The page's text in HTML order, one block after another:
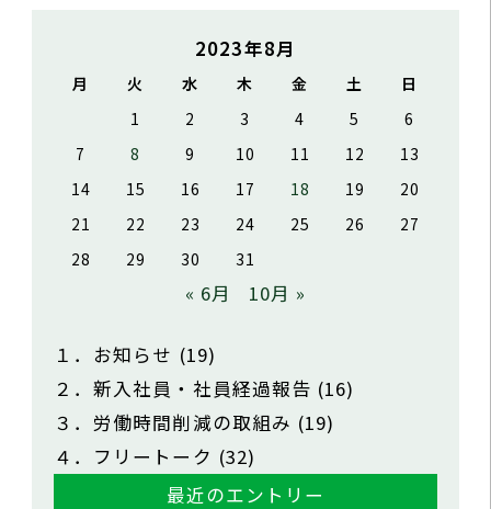
2023年8月
月 火 水 木 金 土
日
1
2 3 4 5
6
7
8 9 10 11 12
13
14
15 16 17 18 19
20
21
22 23 24 25 26
27
28
29 30 31
« 6月 10月 »
１．お知らせ (19)
２．新入社員・社員経過報告 (16)
３．労働時間削減の取組み (19)
４．フリートーク (32)
最近のエントリー